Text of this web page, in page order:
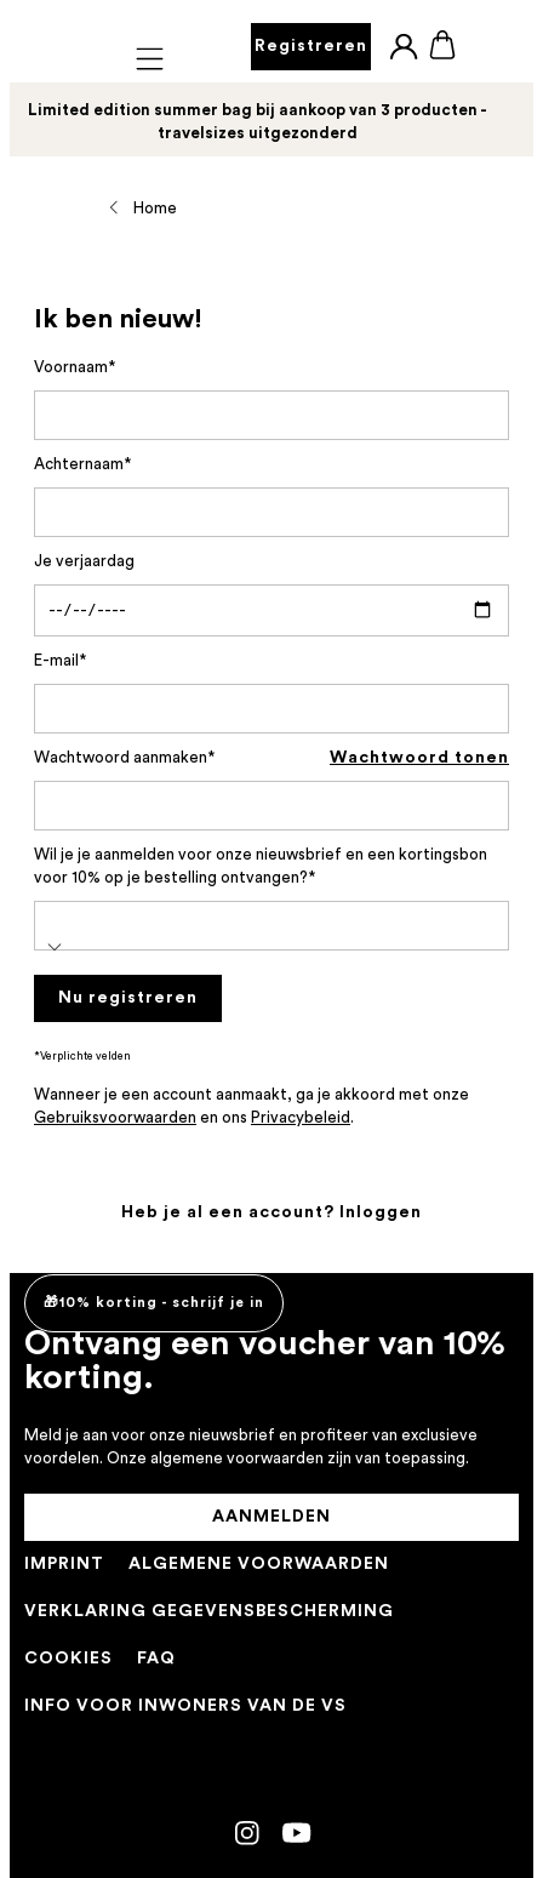
Mobile navigation
Registreren
Limited edition summer bag bij aankoop van 3 producten -
travelsizes uitgezonderd
Home
Ik ben nieuw!
Voornaam*
Achternaam*
Je verjaardag
E-mail*
Wachtwoord aanmaken* Wachtwoord tonen
Wil je je aanmelden voor onze nieuwsbrief en een kortingsbon
voor 10% op je bestelling ontvangen?*
Nu registreren
*Verplichte velden
Wanneer je een account aanmaakt, ga je akkoord met onze
Gebruiksvoorwaarden en ons Privacybeleid .
Heb je al een account? Inloggen
🎁10% korting - schrijf je in
Ontvang een voucher van 10%
korting.
Meld je aan voor onze nieuwsbrief en profiteer van exclusieve
voordelen. Onze algemene voorwaarden zijn van toepassing.
AANMELDEN
IMPRINT ALGEMENE VOORWAARDEN
VERKLARING GEGEVENSBESCHERMING
COOKIES FAQ
INFO VOOR INWONERS VAN DE VS